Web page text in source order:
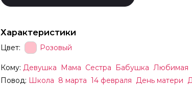
Характеристики
Цвет: Розовый
Кому: Девушка Мама Сестра Бабушка Любимая
Повод: Школа 8 марта 14 февраля День матери